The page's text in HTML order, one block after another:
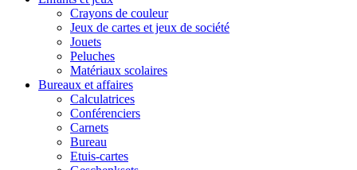
Crayons de couleur
Jeux de cartes et jeux de société
Jouets
Peluches
Matériaux scolaires
Bureaux et affaires
Calculatrices
Conférenciers
Carnets
Bureau
Etuis-cartes